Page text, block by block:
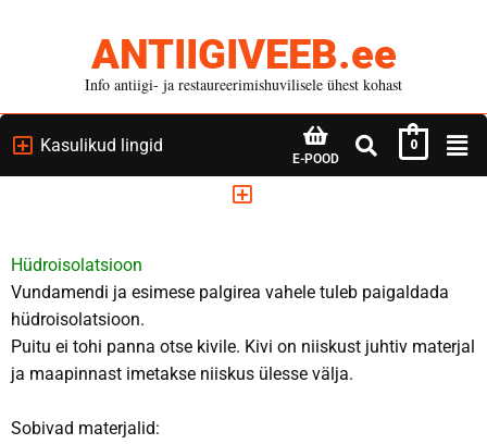
ANTIIGIVEEB.ee
Info antiigi- ja restaureerimishuvilisele ühest kohast
Kasulikud lingid
E-POOD
0
Hüdroisolatsioon
Vundamendi ja esimese palgirea vahele tuleb paigaldada
hüdroisolatsioon.
Puitu ei tohi panna otse kivile. Kivi on niiskust juhtiv materjal
ja maapinnast imetakse niiskus ülesse välja.
Sobivad materjalid: